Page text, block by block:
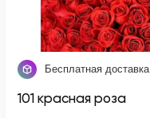
Бесплатная доставка
101 красная роза